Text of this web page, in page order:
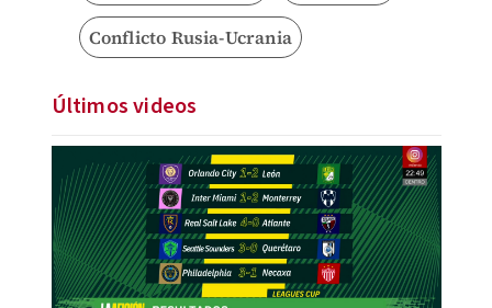
Conflicto Rusia-Ucrania
Últimos videos